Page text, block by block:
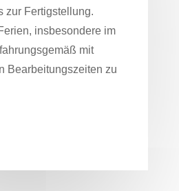
zur Fertigstellung.
insbesondere im
mit
Bearbeitungszeiten zu